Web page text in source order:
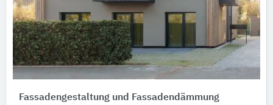
Fassadengestaltung und Fassadendämmung